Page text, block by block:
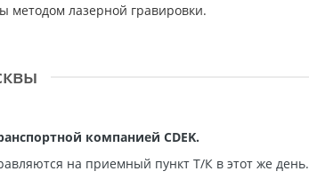
методом лазерной гравировки.
компанией CDEK.
на приемный пункт Т/К в этот же день.